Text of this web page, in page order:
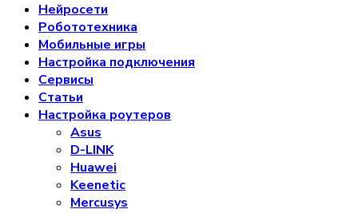
Нейросети
Робототехника
Мобильные игры
Настройка подключения
Сервисы
Статьи
Настройка роутеров
Asus
D-LINK
Huawei
Keenetic
Mercusys